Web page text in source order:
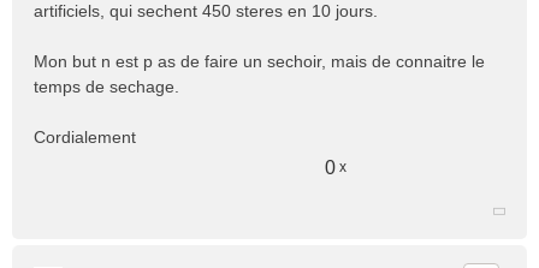
n
u
artificiels, qui sechent 450 steres en 10 jours.
Mon but n est p as de faire un sechoir, mais de connaitre le
temps de sechage.
Cordialement
0 x